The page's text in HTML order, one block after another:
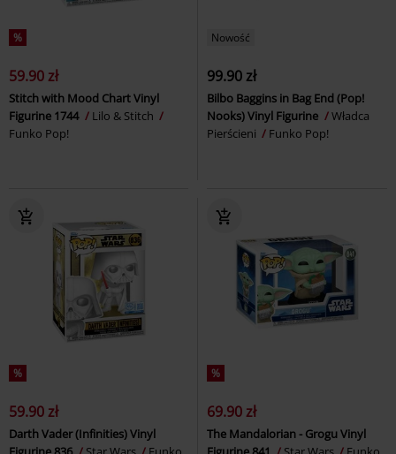
%
59.90 zł
Stitch with Mood Chart Vinyl
Figurine 1744
Lilo & Stitch
Funko Pop!
Nowość
99.90 zł
Bilbo Baggins in Bag End (Pop!
Nooks) Vinyl Figurine
Władca
Pierścieni
Funko Pop!
%
59.90 zł
Darth Vader (Infinities) Vinyl
%
69.90 zł
The Mandalorian - Grogu Vinyl